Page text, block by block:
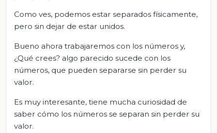
Como ves, podemos estar separados físicamente,
pero sin dejar de estar unidos.
Bueno ahora trabajaremos con los números y,
¿Qué crees? algo parecido sucede con los
números, que pueden separarse sin perder su
valor.
Es muy interesante, tiene mucha curiosidad de
saber cómo los números se separan sin perder su
valor.